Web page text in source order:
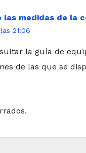
las medidas de la
21:06
la guía de
de las que se